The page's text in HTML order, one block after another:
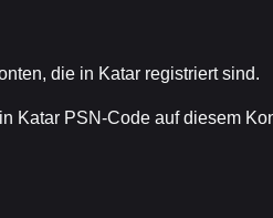
die in Katar registriert sind.
PSN-Code auf diesem